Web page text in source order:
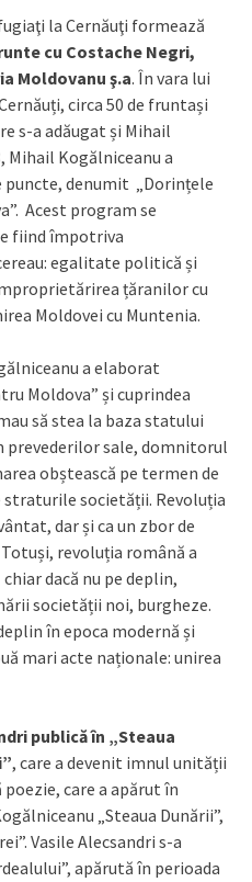
la Cernăuţi formează
cu Costache Negri,
Moldovanu ş.a. În vara lui
circa 50 de fruntași
s-a adăugat și Mihail
Mihail Kogălniceanu a
puncte, denumit „Dorințele
Acest program se
fiind împotriva
egalitate politică și
țăranilor cu
Moldovei cu Muntenia.
a elaborat
Moldova” și cuprindea
să stea la baza statului
prevederilor sale, domnitorul
obștească pe termen de
societății. Revoluția
dar și ca un zbor de
revoluția română a
dacă nu pe deplin,
societății noi, burgheze.
în epoca modernă și
mari acte naționale: unirea
publică în „Steaua
, care a devenit imnul unității
care a apărut în
„Steaua Dunării”,
Vasile Alecsandri s-a
apărută în perioada